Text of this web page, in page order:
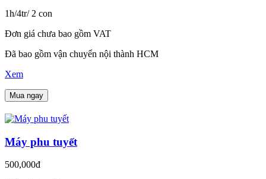
1h/4tr/ 2 con
Đơn giá chưa bao gồm VAT
Đã bao gồm vận chuyển nội thành HCM
Xem
Mua ngay
Máy phu tuyết
500,000đ